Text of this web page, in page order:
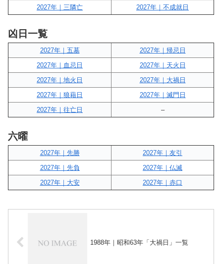
2027年｜三隣亡
2027年｜不成就日
凶日一覧
2027年｜五墓
2027年｜帰忌日
2027年｜血忌日
2027年｜天火日
2027年｜地火日
2027年｜大禍日
2027年｜狼藉日
2027年｜滅門日
2027年｜往亡日
–
六曜
2027年｜先勝
2027年｜友引
2027年｜先負
2027年｜仏滅
2027年｜大安
2027年｜赤口
1988年｜昭和63年「大禍日」一覧